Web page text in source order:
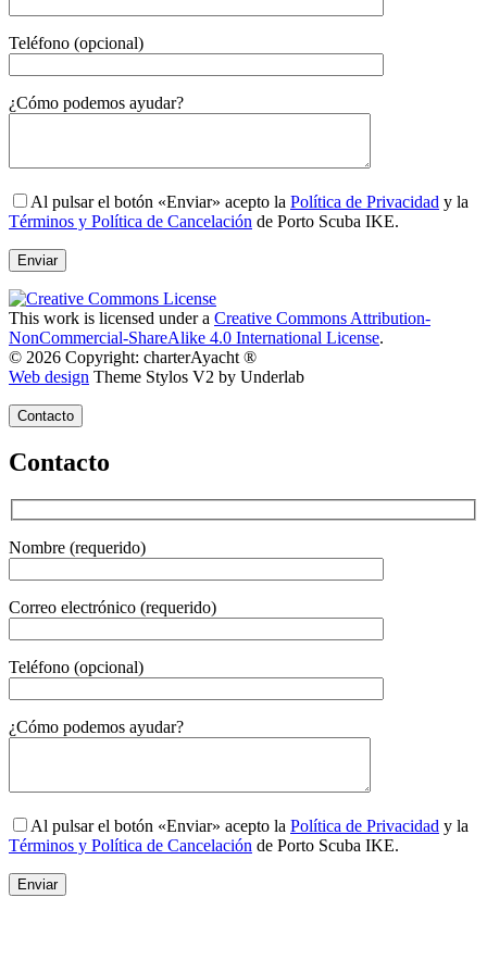
Teléfono (opcional)
Gender
¿Cómo podemos ayudar?
Al pulsar el botón «Enviar» acepto la Política de Privacidad y la
Términos y Política de Cancelación de Porto Scuba IKE.
This work is licensed under a Creative Commons Attribution-
NonCommercial-ShareAlike 4.0 International License.
© 2026 Copyright: charterAyacht ®
Web design Theme Stylos V2 by Underlab
Contacto
Contacto
Nombre (requerido)
Correo electrónico (requerido)
Teléfono (opcional)
Gender
¿Cómo podemos ayudar?
Al pulsar el botón «Enviar» acepto la Política de Privacidad y la
Términos y Política de Cancelación de Porto Scuba IKE.